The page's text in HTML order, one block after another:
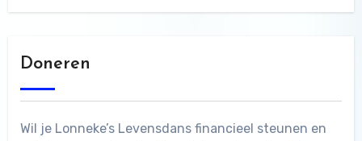
Doneren
Wil je Lonneke’s Levensdans financieel steunen en